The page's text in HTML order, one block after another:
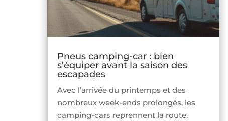
Pneus camping-car : bien
s’équiper avant la saison des
escapades
Avec l’arrivée du printemps et des
nombreux week-ends prolongés, les
camping-cars reprennent la route.